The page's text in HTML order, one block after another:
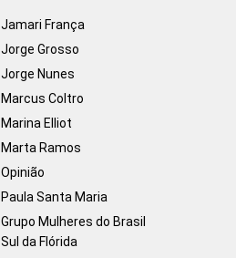
Jamari França
Jorge Grosso
Jorge Nunes
Marcus Coltro
Marina Elliot
Marta Ramos
Opinião
Paula Santa Maria
Grupo Mulheres do Brasil
Sul da Flórida